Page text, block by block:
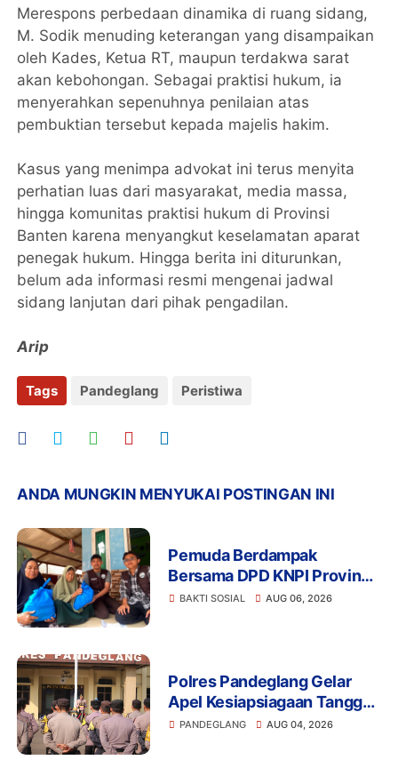
Merespons perbedaan dinamika di ruang sidang,
M. Sodik menuding keterangan yang disampaikan
oleh Kades, Ketua RT, maupun terdakwa sarat
akan kebohongan. Sebagai praktisi hukum, ia
menyerahkan sepenuhnya penilaian atas
pembuktian tersebut kepada majelis hakim.
Kasus yang menimpa advokat ini terus menyita
perhatian luas dari masyarakat, media massa,
hingga komunitas praktisi hukum di Provinsi
Banten karena menyangkut keselamatan aparat
penegak hukum. Hingga berita ini diturunkan,
belum ada informasi resmi mengenai jadwal
sidang lanjutan dari pihak pengadilan.
Arip
Tags Pandeglang Peristiwa
ANDA MUNGKIN MENYUKAI POSTINGAN INI
Pemuda Berdampak
Bersama DPD KNPI Provinsi
Banten dan KKN Kelompok
BAKTI SOSIAL AUG 06, 2026
Polres Pandeglang Gelar
Apel Kesiapsiagaan Tanggap
Bencana dan Karhutla,
PANDEGLANG AUG 04, 2026